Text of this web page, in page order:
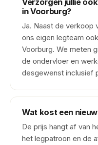
Verzorgen jullie
in Voorburg?
Ja. Naast de verkoop
ons eigen legteam
Voorburg. We meten
de ondervloer en
desgewenst inclusief
Wat kost een
De prijs hangt af van
het legpatroon en de